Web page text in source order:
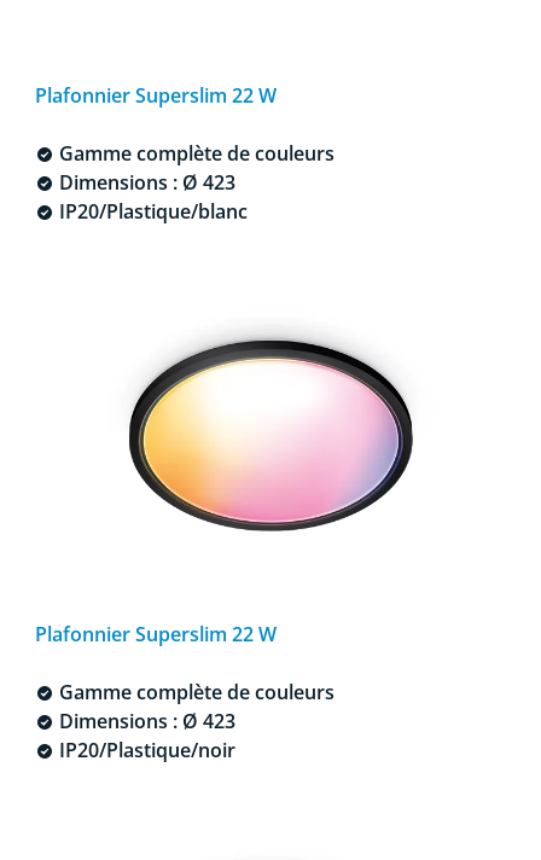
Plafonnier Superslim 22 W
Gamme complète de couleurs
Dimensions : Ø 423
IP20/Plastique/blanc
Plafonnier Superslim 22 W
Gamme complète de couleurs
Dimensions : Ø 423
IP20/Plastique/noir